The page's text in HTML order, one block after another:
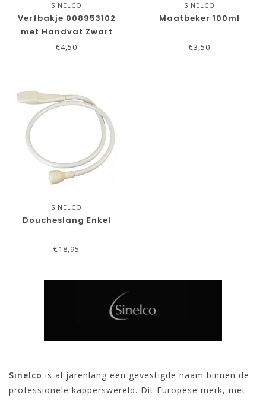
SINELCO
Verfbakje 008953102
met Handvat Zwart
€4,50
SINELCO
Maatbeker 100ml
€3,50
SINELCO
Doucheslang Enkel
€18,95
Sinelco is al jarenlang een gevestigde naam binnen de
professionele kapperswereld. Dit Europese merk, met